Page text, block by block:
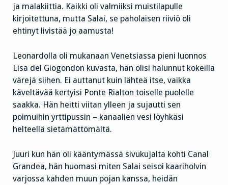
ja malakiittia. Kaikki oli valmiiksi muistilapulle
kirjoitettuna, mutta Salai, se paholaisen riiviö oli
ehtinyt livistää jo aamusta!
Leonardolla oli mukanaan Venetsiassa pieni luonnos
Lisa del Giogondon kuvasta, hän olisi halunnut kokeilla
värejä siihen. Ei auttanut kuin lähteä itse, vaikka
käveltävää kertyisi Ponte Rialton toiselle puolelle
saakka. Hän heitti viitan ylleen ja sujautti sen
poimuihin yrttipussin – kanaalien vesi löyhkäsi
helteellä sietämättömältä.
Juuri kun hän oli kääntymässä sivukujalta kohti Canal
Grandea, hän huomasi miten Salai seisoi kaariholvin
varjossa kahden muun pojan kanssa, heidän